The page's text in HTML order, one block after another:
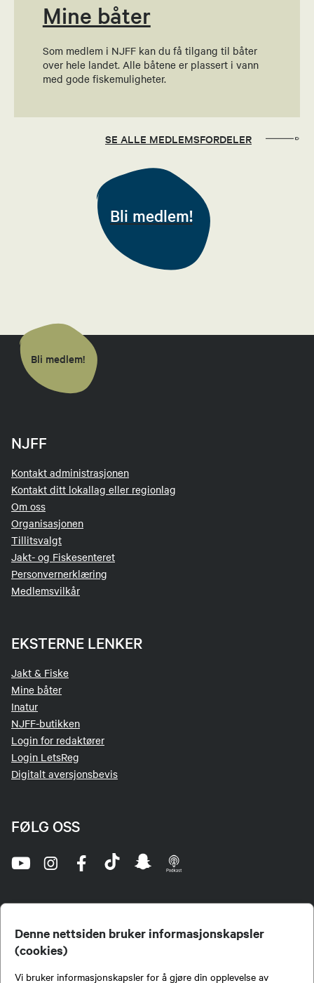
Denne nettsiden bruker informasjonskapsler
(cookies)
Vi bruker informasjonskapsler for å gjøre din opplevelse av
Roy Arne Mikkelsen
91101772
Send epost
Finn Jarle Nielsen
Leder fiskeutvalg
Mine båter
Som medlem i NJFF kan du få tilgang til båter
over hele landet. Alle båtene er plassert i vann
med gode fiskemuligheter.
SE ALLE MEDLEMSFORDELER
Bli medlem!
Bli medlem!
NJFF
Kontakt administrasjonen
Kontakt ditt lokallag eller regionlag
Om oss
Organisasjonen
Tillitsvalgt
Jakt- og Fiskesenteret
Personvernerklæring
Medlemsvilkår
EKSTERNE LENKER
Jakt & Fiske
Mine båter
Inatur
NJFF-butikken
Login for redaktører
Login LetsReg
Digitalt aversjonsbevis
FØLG OSS
jegere og sportsfiskere og et av de viktigste miljøene for formidling av kunnskap om jakt og